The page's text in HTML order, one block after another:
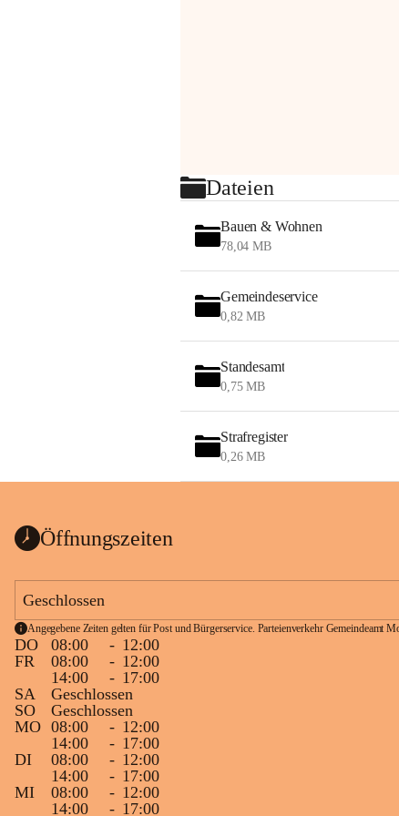
Dateien
Bauen & Wohnen
78,04 MB
Gemeindeservice
0,82 MB
Standesamt
0,75 MB
Strafregister
0,26 MB
Öffnungszeiten
Geschlossen
Angegebene Zeiten gelten für Post und Bürgerservice. Parteienverkehr Gemeindeamt
DO 08:00 - 12:00
FR
08:00 - 12:00
14:00
- 17:00
SA
Geschlossen
SO
Geschlossen
MO 08:00 - 12:00
14:00
- 17:00
DI
08:00 - 12:00
14:00
- 17:00
MI
08:00 - 12:00
14:00
- 17:00